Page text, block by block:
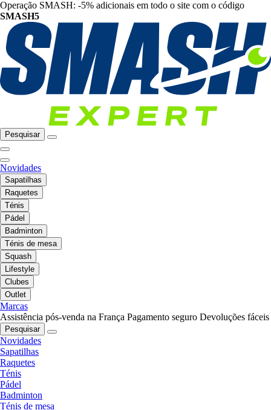
Operação SMASH: -5% adicionais em todo o site com o código
SMASH5
Pesquisar
Novidades
Sapatilhas
Raquetes
Ténis
Pádel
Badminton
Ténis de mesa
Squash
Lifestyle
Clubes
Outlet
Marcas
Assistência pós-venda na França Pagamento seguro Devoluções fáceis
Pesquisar
Novidades
Sapatilhas
Raquetes
Ténis
Pádel
Badminton
Ténis de mesa